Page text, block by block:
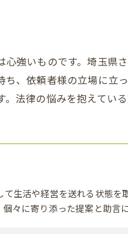
強いものです。埼玉
、依頼者様の立場に
法律の悩みを抱えてい
生活や経営を送れる状態
々に寄り添った提案と助言